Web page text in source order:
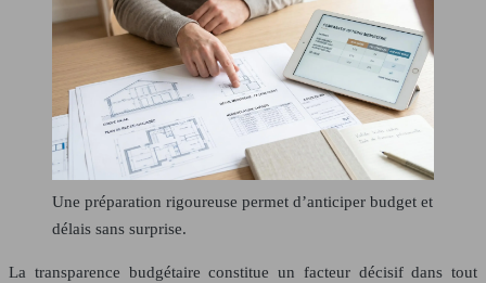
Une préparation rigoureuse permet d’anticiper budget et
délais sans surprise.
La transparence budgétaire constitue un facteur décisif dans tout